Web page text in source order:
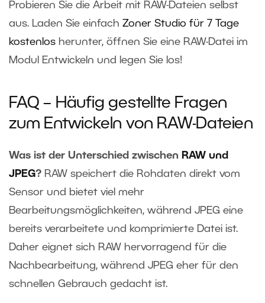
Probieren Sie die Arbeit mit RAW-Dateien selbst
aus. Laden Sie einfach Zoner Studio für 7 Tage
kostenlos herunter, öffnen Sie eine RAW-Datei im
Modul Entwickeln und legen Sie los!
FAQ – Häufig gestellte Fragen
zum Entwickeln von RAW-Dateien
Was ist der Unterschied zwischen RAW und
JPEG? RAW speichert die Rohdaten direkt vom
Sensor und bietet viel mehr
Bearbeitungsmöglichkeiten, während JPEG eine
bereits verarbeitete und komprimierte Datei ist.
Daher eignet sich RAW hervorragend für die
Nachbearbeitung, während JPEG eher für den
schnellen Gebrauch gedacht ist.